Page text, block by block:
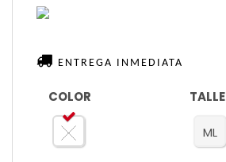
ENTREGA INMEDIATA
COLOR TALLE
ML